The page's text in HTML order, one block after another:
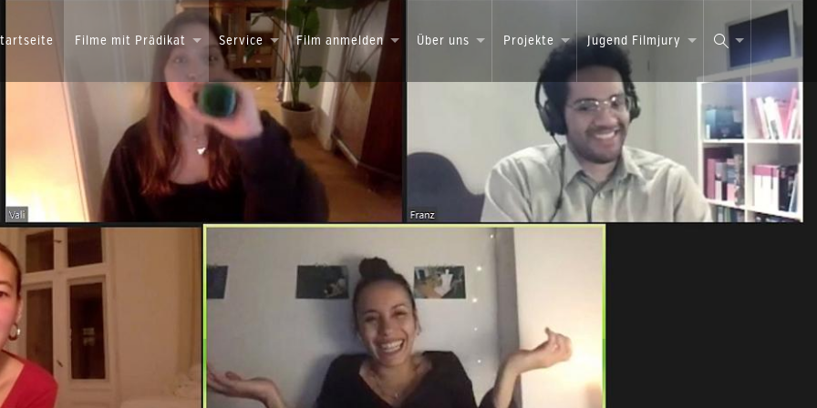
Filme mit Prädikat Service Film anmelden Über uns Projekte Jugend Filmjury